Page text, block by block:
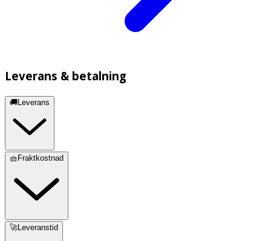
Leverans & betalning
🚚Leverans
🧺Fraktkostnad
🚀Leveranstid